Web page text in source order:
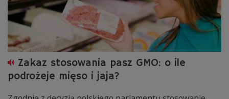
Zakaz stosowania pasz GMO: o ile
podrożeje mięso i jaja?